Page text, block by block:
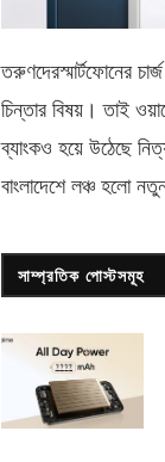
তরুণদেরস্মার্টফোনের
চিন্তার বিষয়। তাই
ব্যাংকও হয়ে উঠেছে
বাংলাদেশে লঞ্চ হলো
সাম্প্রতিক পোস্টসমূহ